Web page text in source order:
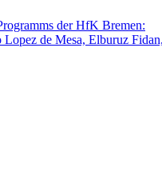
der HfK Bremen:
de Mesa, Elburuz